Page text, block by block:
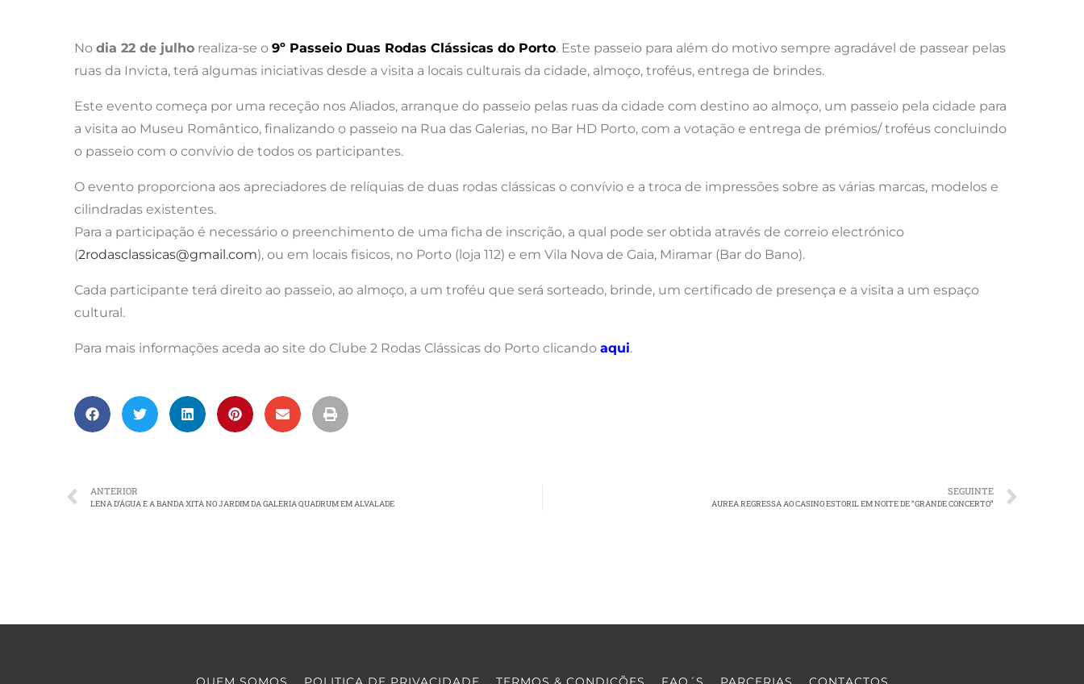
No dia 22 de julho realiza-se o 9º Passeio Duas Rodas Clássicas do Porto. Este passeio para além do motivo sempre agradável de passear pelas
ruas da Invicta, terá algumas iniciativas desde a visita a locais culturais da cidade, almoço, troféus, entrega de brindes.
Este evento começa por uma receção nos Aliados, arranque do passeio pelas ruas da cidade com destino ao almoço, um passeio pela cidade para
a visita ao Museu Romântico, finalizando o passeio na Rua das Galerias, no Bar HD Porto, com a votação e entrega de prémios/ troféus concluindo
o passeio com o convívio de todos os participantes.
O evento proporciona aos apreciadores de relíquias de duas rodas clássicas o convívio e a troca de impressões sobre as várias marcas, modelos e
cilindradas existentes.
Para a participação é necessário o preenchimento de uma ficha de inscrição, a qual pode ser obtida através de correio electrónico
(2rodasclassicas@gmail.com), ou em locais fisicos, no Porto (loja 112) e em Vila Nova de Gaia, Miramar (Bar do Bano).
Cada participante terá direito ao passeio, ao almoço, a um troféu que será sorteado, brinde, um certificado de presença e a visita a um espaço
cultural.
Para mais informações aceda ao site do Clube 2 Rodas Clássicas do Porto clicando aqui.
ANTERIOR
LENA D’ÁGUA E A BANDA XITA NO JARDIM DA GALERIA QUADRUM EM ALVALADE
SEGUINTE
AUREA REGRESSA AO CASINO ESTORIL EM NOITE DE “GRANDE CONCERTO”